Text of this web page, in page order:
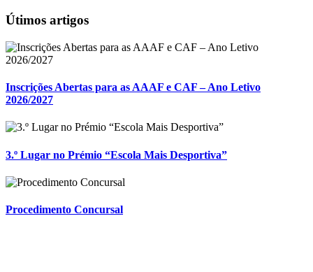
Útimos artigos
Inscrições Abertas para as AAAF e CAF – Ano Letivo
2026/2027
3.º Lugar no Prémio “Escola Mais Desportiva”
Procedimento Concursal